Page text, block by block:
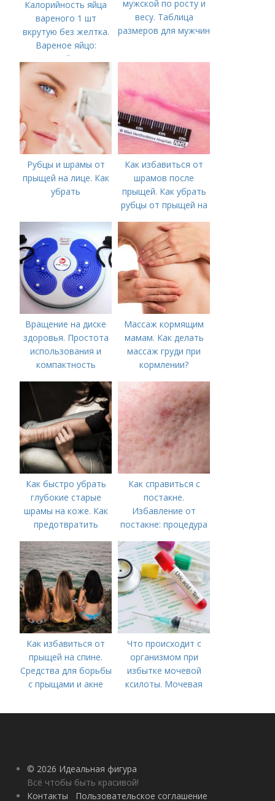
Калорийность яйца
вареного 1 шт
вкрутую без желтка.
Вареное яйцо:
калорийность
мужской по росту и
весу. Таблица
размеров для мужчин
Рубцы и шрамы от
прыщей на лице. Как
убрать
Как избавиться от
шрамов после
прыщей. Как убрать
рубцы от прыщей на
Вращение на диске
здоровья. Простота
использования и
компактность
Массаж кормящим
мамам. Как делать
массаж груди при
кормлении?
Как быстро убрать
глубокие старые
шрамы на коже. Как
предотвратить
Как справиться с
постакне.
Избавление от
постакне: процедура
Как избавиться от
прыщей на спине.
Средства для борьбы
с прыщами и акне
Что происходит с
организмом при
избытке мочевой
ксилоты. Мочевая
норма и отклонения
© 2026 Идеальная фигура
Всё чтобы быть красивой!
Контакты
Пользовательское соглашение